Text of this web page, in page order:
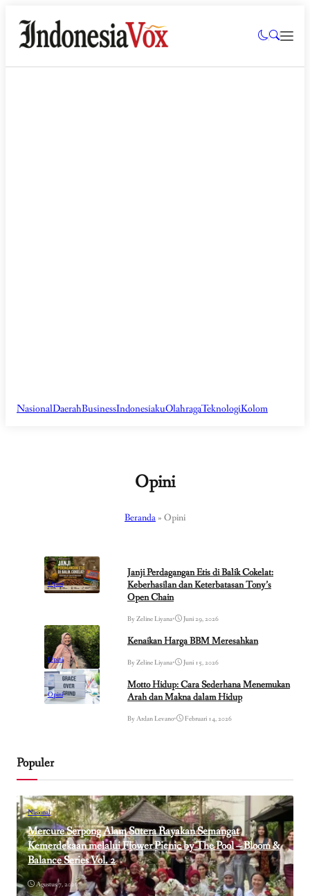
NasionalDaerahBusinessIndonesiakuOlahragaTeknologiKolom
Opini
Beranda » Opini
Opini
Janji Perdagangan Etis di Balik Cokelat:
Keberhasilan dan Keterbatasan Tony’s
Open Chain
By Zeline Liyana• Juni 29, 2026
Opini
Kenaikan Harga BBM Meresahkan
By Zeline Liyana• Juni 15, 2026
Opini
Motto Hidup: Cara Sederhana Menemukan
Arah dan Makna dalam Hidup
By Ardan Levano• Februari 14, 2026
Populer
Nasional
Mercure Serpong Alam Sutera Rayakan Semangat
Kemerdekaan melalui Flower Picnic by The Pool – Bloom &
Balance Series Vol. 2
Agustus 7, 2026